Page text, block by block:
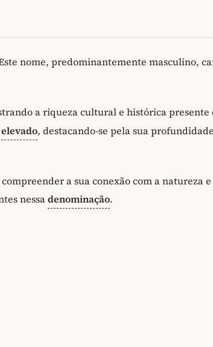
nome, predominantemente masculino,
a riqueza cultural e histórica presente
elevado, destacando-se pela sua
a sua conexão com a natureza e
nessadenominação.